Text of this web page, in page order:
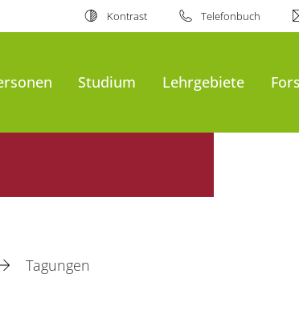
Kontrast Telefonbuch
Studium Lehrgebiete
Tagungen